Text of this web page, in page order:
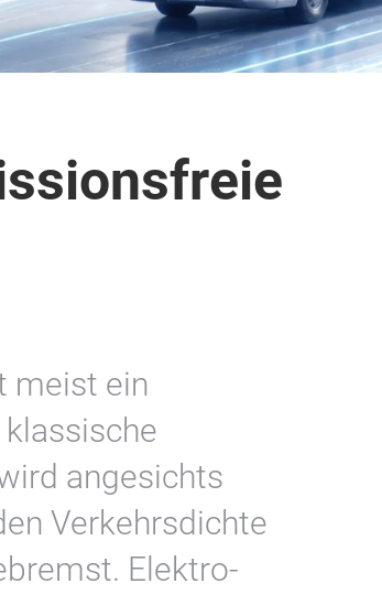
meist ein
angesichts
Verkehrsdichte
Elektro-